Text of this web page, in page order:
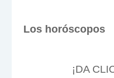
Los horóscopos
¡DA